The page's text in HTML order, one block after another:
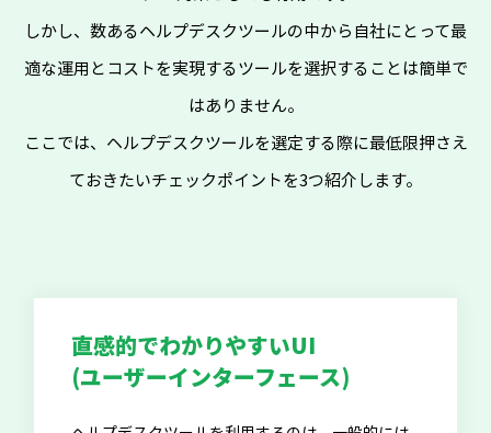
しかし、数あるヘルプデスクツールの中から自社にとって最
適な運用とコストを実現するツールを選択することは簡単で
はありません。
ここでは、ヘルプデスクツールを選定する際に最低限押さえ
ておきたいチェックポイントを3つ紹介します。
直感的でわかりやすいUI
(ユーザーインターフェース)